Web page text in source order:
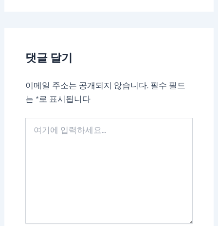
댓글 달기
이메일 주소는 공개되지 않습니다. 필수 필드
는 * 로 표시됩니다